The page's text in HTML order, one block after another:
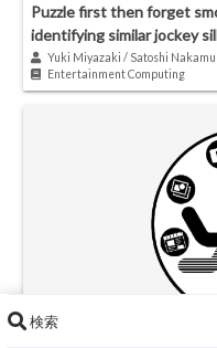
Puzzle first then forget
identifying similar jockey
Yuki Miyazaki / Satoshi
Entertainment Computing
検索